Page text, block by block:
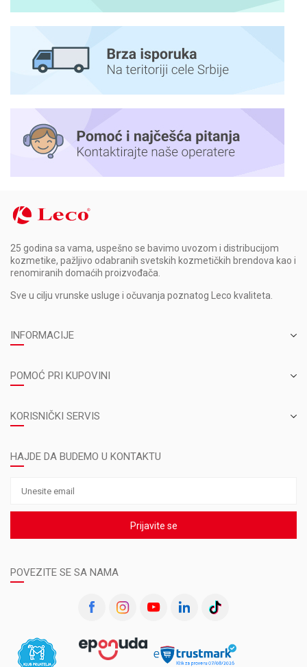
25 godina sa vama, uspešno se bavimo uvozom i distribucijom
kozmetike, pažljivo odabranih svetskih kozmetičkih brendova kao i
renomiranih domaćih proizvođača.
Sve u cilju vrunske usluge i očuvanja poznatog Leco kvaliteta.
INFORMACIJE
POMOĆ PRI KUPOVINI
KORISNIČKI SERVIS
HAJDE DA BUDEMO U KONTAKTU
Prijavite se
POVEZITE SE SA NAMA